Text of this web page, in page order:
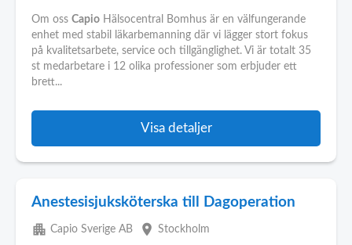
Om oss Capio Hälsocentral Bomhus är en välfungerande
enhet med stabil läkarbemanning där vi lägger stort fokus
på kvalitetsarbete, service och tillgänglighet. Vi är totalt 35
st medarbetare i 12 olika professioner som erbjuder ett
brett...
Visa detaljer
Anestesisjuksköterska till Dagoperation
apartment Capio Sverige AB place Stockholm